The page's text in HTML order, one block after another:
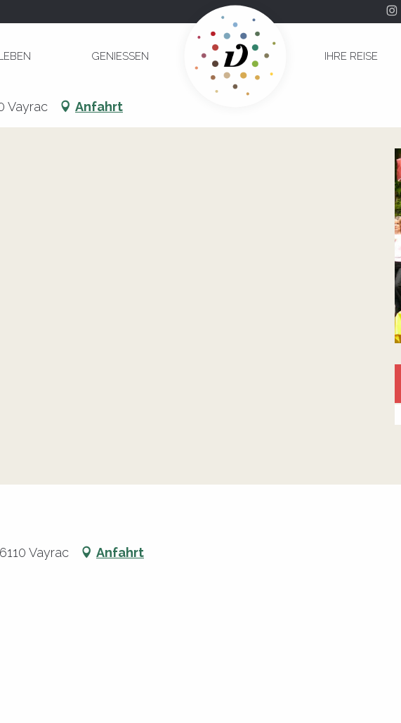
GENIESSEN IHRE REISE
Vayrac Anfahrt
Vayrac Anfahrt